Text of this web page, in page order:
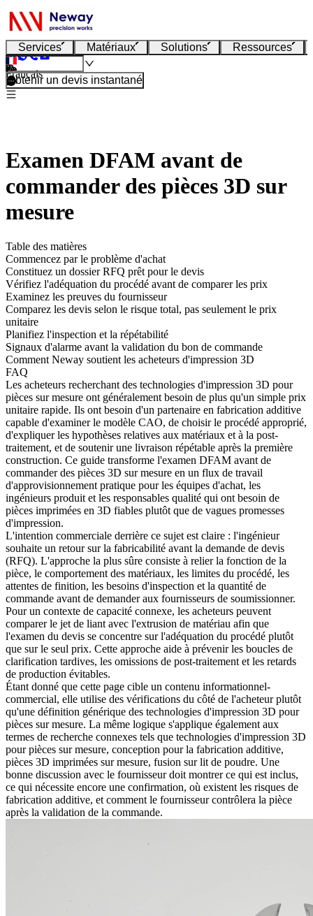
Services Matériaux Solutions Ressources
Français
Obtenir un devis instantané
Examen DFAM avant de
commander des pièces 3D sur
mesure
Table des matières
Commencez par le problème d'achat
Constituez un dossier RFQ prêt pour le devis
Vérifiez l'adéquation du procédé avant de comparer les prix
Examinez les preuves du fournisseur
Comparez les devis selon le risque total, pas seulement le prix
unitaire
Planifiez l'inspection et la répétabilité
Signaux d'alarme avant la validation du bon de commande
Comment Neway soutient les acheteurs d'impression 3D
FAQ
Les acheteurs recherchant des technologies d'impression 3D pour
pièces sur mesure ont généralement besoin de plus qu'un simple prix
unitaire rapide. Ils ont besoin d'un partenaire en fabrication additive
capable d'examiner le modèle CAO, de choisir le procédé approprié,
d'expliquer les hypothèses relatives aux matériaux et à la post-
traitement, et de soutenir une livraison répétable après la première
construction. Ce guide transforme l'examen DFAM avant de
commander des pièces 3D sur mesure en un flux de travail
d'approvisionnement pratique pour les équipes d'achat, les
ingénieurs produit et les responsables qualité qui ont besoin de
pièces imprimées en 3D fiables plutôt que de vagues promesses
d'impression.
L'intention commerciale derrière ce sujet est claire : l'ingénieur
souhaite un retour sur la fabricabilité avant la demande de devis
(RFQ). L'approche la plus sûre consiste à relier la fonction de la
pièce, le comportement des matériaux, les limites du procédé, les
attentes de finition, les besoins d'inspection et la quantité de
commande avant de demander aux fournisseurs de soumissionner.
Pour un contexte de capacité connexe, les acheteurs peuvent
comparer le jet de liant avec l'extrusion de matériau afin que
l'examen du devis se concentre sur l'adéquation du procédé plutôt
que sur le seul prix. Cette approche aide à prévenir les boucles de
clarification tardives, les omissions de post-traitement et les retards
de production évitables.
Étant donné que cette page cible un contenu informationnel-
commercial, elle utilise des vérifications du côté de l'acheteur plutôt
qu'une définition générique des technologies d'impression 3D pour
pièces sur mesure. La même logique s'applique également aux
termes de recherche connexes tels que technologies d'impression 3D
pour pièces sur mesure, conception pour la fabrication additive,
pièces 3D imprimées sur mesure, fusion sur lit de poudre. Une
bonne discussion avec le fournisseur doit montrer ce qui est inclus,
ce qui nécessite encore une confirmation, où existent les risques de
fabrication additive, et comment le fournisseur contrôlera la pièce
après la validation de la commande.